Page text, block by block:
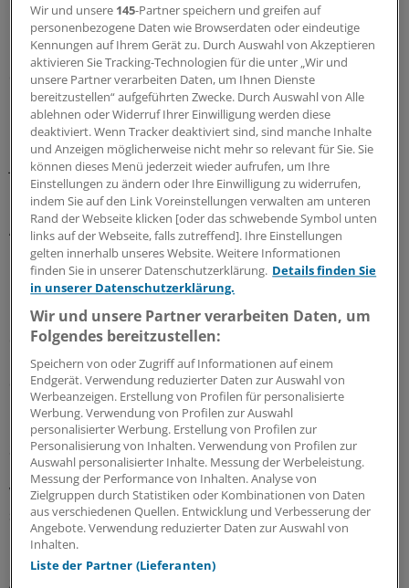
Bundesverfassungsgericht hat 1992 schon im
"Trümmerfrauenurteil" zur Frage von Kindererziehung
und Rente festgehalten, dass die eigentliche Grundlage
des sogenannten Generationenvertrags die
Nachwuchsgeneration ist, die das alles schultern muss.
Deshalb müsse der Gesetzgeber - so Karlsruhe - bei
jeder Regelung sicherstellen, dass die elementare
Leistung der Kindererziehung berücksichtigt wird.
Ärzte Zeitung: Wie hat der Gesetzgeber reagiert?
Borchert:Er hat kurze Zeit später das Gesetz zur
Pflegeversicherung verabschiedet, das erneut die
Kindererziehung ignorierte und so exakt die Fehler
enthielt, die Karlsruhe gerade bei der Rente moniert
hatte. Darüber hinaus sind die Verteilungswirkungen
der gesetzlichen Pflegeversicherung verheerend.
Im alten Rechtszustand betrugen die Ausgaben der
Sozialhilfe für öffentliche Pflege im Jahr 1993 etwa elf
Milliarden DM. Dabei wurden Einkommen und
Vermögen berücksichtigt sowie Angehörige verpflichtet,
sich maßvoll an den Kosten der Pflege zu beteiligen.
Das hat sich mit der Pflegeversicherung fundamental
Wir und unsere 145-Partner speichern und greifen auf
personenbezogene Daten wie Browserdaten oder eindeutige
Kennungen auf Ihrem Gerät zu. Durch Auswahl von Akzeptieren
aktivieren Sie Tracking-Technologien für die unter „Wir und
unsere Partner verarbeiten Daten, um Ihnen Dienste
bereitzustellen“ aufgeführten Zwecke. Durch Auswahl von Alle
ablehnen oder Widerruf Ihrer Einwilligung werden diese
deaktiviert. Wenn Tracker deaktiviert sind, sind manche Inhalte
und Anzeigen möglicherweise nicht mehr so relevant für Sie. Sie
können dieses Menü jederzeit wieder aufrufen, um Ihre
Einstellungen zu ändern oder Ihre Einwilligung zu widerrufen,
indem Sie auf den Link Voreinstellungen verwalten am unteren
Rand der Webseite klicken [oder das schwebende Symbol unten
links auf der Webseite, falls zutreffend]. Ihre Einstellungen
gelten innerhalb unseres Website. Weitere Informationen
finden Sie in unserer Datenschutzerklärung. Details finden Sie
in unserer Datenschutzerklärung.
Wir und unsere Partner verarbeiten Daten, um
Folgendes bereitzustellen:
Speichern von oder Zugriff auf Informationen auf einem
Endgerät. Verwendung reduzierter Daten zur Auswahl von
Werbeanzeigen. Erstellung von Profilen für personalisierte
Werbung. Verwendung von Profilen zur Auswahl
personalisierter Werbung. Erstellung von Profilen zur
Personalisierung von Inhalten. Verwendung von Profilen zur
Auswahl personalisierter Inhalte. Messung der Werbeleistung.
Messung der Performance von Inhalten. Analyse von
Zielgruppen durch Statistiken oder Kombinationen von Daten
aus verschiedenen Quellen. Entwicklung und Verbesserung der
Angebote. Verwendung reduzierter Daten zur Auswahl von
Inhalten.
Liste der Partner (Lieferanten)